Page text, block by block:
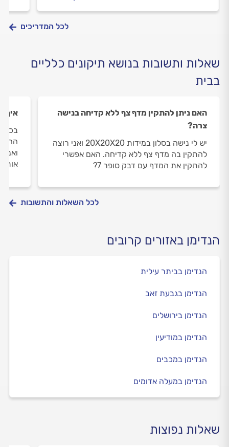
לכל המדריכים
שאלות ותשובות בנושא תיקונים כלליים
בבית
האם ניתן להתקין מדף צף ללא קדיחה בנישה
צרה?
יש לי נישה בסלון במידות 20X20X20 ואני רוצה
להתקין בה מדף צף ללא קדיחה. האם אפשרי
להתקין את המדף עם דבק סופר 7?
איך
בכל
לכל השאלות והתשובות
הנדימן באזורים קרובים
הנדימן בביתר עילית
הנדימן בגבעת זאב
הנדימן בירושלים
הנדימן במודיעין
הנדימן במכבים
הנדימן במעלה אדומים
שאלות נפוצות